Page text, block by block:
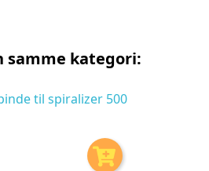
samme kategori: